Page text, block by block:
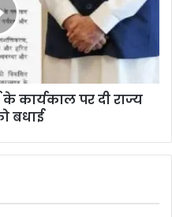
के कार्यकाल पर दी राज्य
बधाई